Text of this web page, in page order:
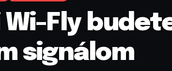
Wi-Fly
signálom